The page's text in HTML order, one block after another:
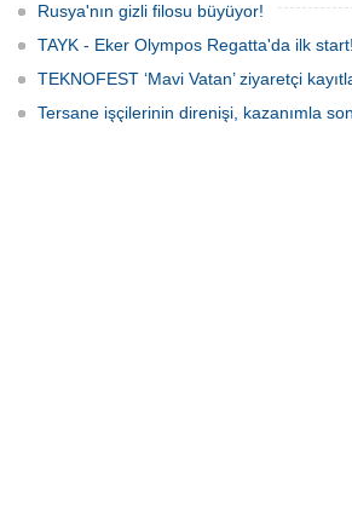
Rusya'nın gizli filosu büyüyor!
TAYK - Eker Olympos Regatta'da ilk start!
TEKNOFEST ‘Mavi Vatan’ ziyaretçi
Tersane işçilerinin direnişi, kazanımla